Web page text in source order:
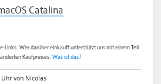
Catalina
Links. Wer darüber einkauft unterstützt uns mit einem Teil
Kaufpreises. Was ist das?
von Nicolas